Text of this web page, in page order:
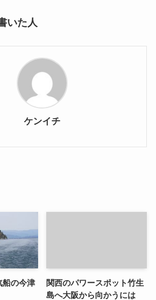
いた人
ケンイチ
船の今津
関西のパワースポット竹生
島へ大阪から向かうには